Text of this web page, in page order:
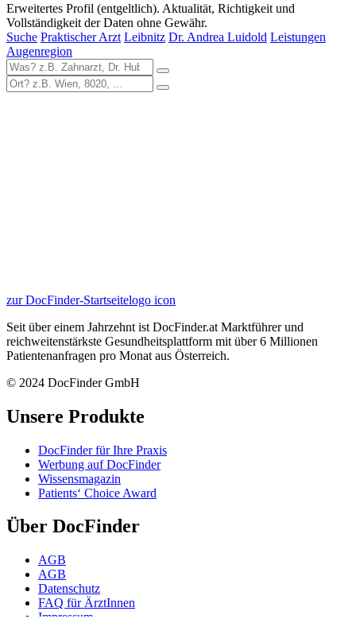
Erweitertes Profil (entgeltlich). Aktualität, Richtigkeit und
Vollständigkeit der Daten ohne Gewähr.
Suche Praktischer Arzt Leibnitz Dr. Andrea Luidold Leistungen
Augenregion
zur DocFinder-Startseitelogo icon
Seit über einem Jahrzehnt ist DocFinder.at Marktführer und
reichweitenstärkste Gesundheitsplattform mit über 6 Millionen
Patientenanfragen pro Monat aus Österreich.
© 2024 DocFinder GmbH
Unsere Produkte
DocFinder für Ihre Praxis
Werbung auf DocFinder
Wissensmagazin
Patients‘ Choice Award
Über DocFinder
AGB
AGB
Datenschutz
FAQ für ÄrztInnen
Impressum